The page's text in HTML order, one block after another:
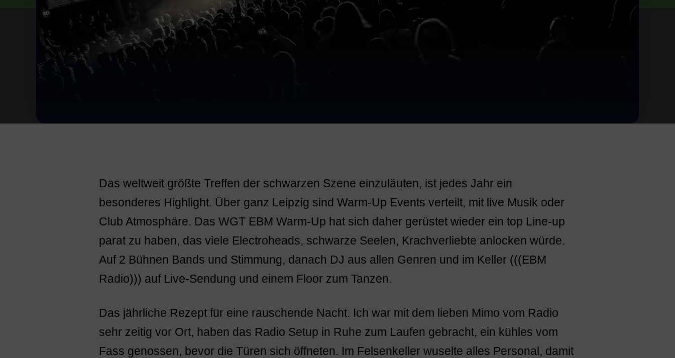
Das weltweit größte Treffen der schwarzen Szene einzuläuten, ist jedes Jahr ein
besonderes Highlight. Über ganz Leipzig sind Warm-Up Events verteilt, mit live Musik oder
Club Atmosphäre. Das WGT EBM Warm-Up hat sich daher gerüstet wieder ein top Line-up
parat zu haben, das viele Electroheads, schwarze Seelen, Krachverliebte anlocken würde.
Auf 2 Bühnen Bands und Stimmung, danach DJ aus allen Genren und im Keller (((EBM
Radio))) auf Live-Sendung und einem Floor zum Tanzen.
Das jährliche Rezept für eine rauschende Nacht. Ich war mit dem lieben Mimo vom Radio
sehr zeitig vor Ort, haben das Radio Setup in Ruhe zum Laufen gebracht, ein kühles vom
Fass genossen, bevor die Türen sich öffneten. Im Felsenkeller wuselte alles Personal, damit